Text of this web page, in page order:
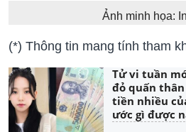
Ảnh minh họa:
(*) Thông tin mang tính tham
Tử vi tuần
đỏ quấn
tiền nhiều
ước gì được